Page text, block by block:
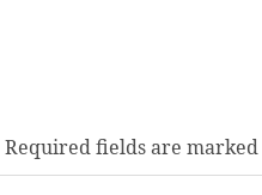
Required fields are marked